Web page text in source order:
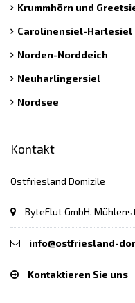
Krummhörn und
Carolinensiel-Harlesiel
Norden-Norddeich
Neuharlingersiel
Nordsee
Kontakt
Ostfriesland Domizile
ByteFlut GmbH,
info@ostfriesland-
Kontaktieren Sie uns